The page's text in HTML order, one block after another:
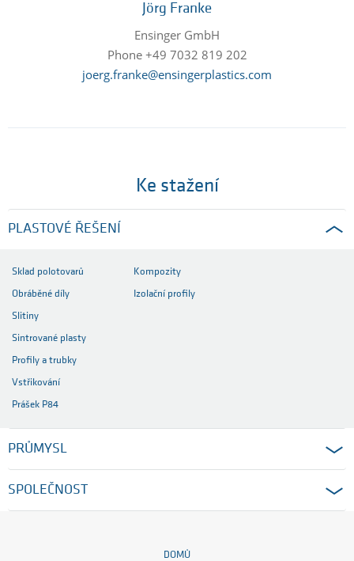
Jörg Franke
Ensinger GmbH
Phone +49 7032 819 202
joerg.franke@ensingerplastics.com
Ke stažení
PLASTOVÉ ŘEŠENÍ
Sklad polotovarů
Obráběné díly
Slitiny
Sintrované plasty
Profily a trubky
Vstřikování
Prášek P84
Kompozity
Izolační profily
PRŮMYSL
SPOLEČNOST
DOMŮ